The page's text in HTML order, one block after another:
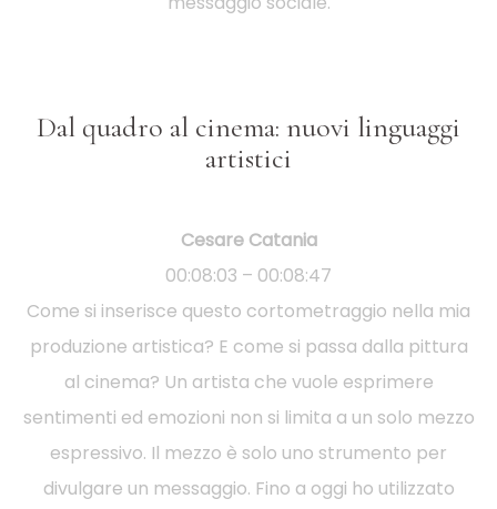
Dal quadro al cinema: nuovi linguaggi
artistici
Cesare Catania
00:08:03 – 00:08:47
Come si inserisce questo cortometraggio nella mia
produzione artistica? E come si passa dalla pittura
al cinema? Un artista che vuole esprimere
sentimenti ed emozioni non si limita a un solo mezzo
espressivo. Il mezzo è solo uno strumento per
divulgare un messaggio. Fino a oggi ho utilizzato